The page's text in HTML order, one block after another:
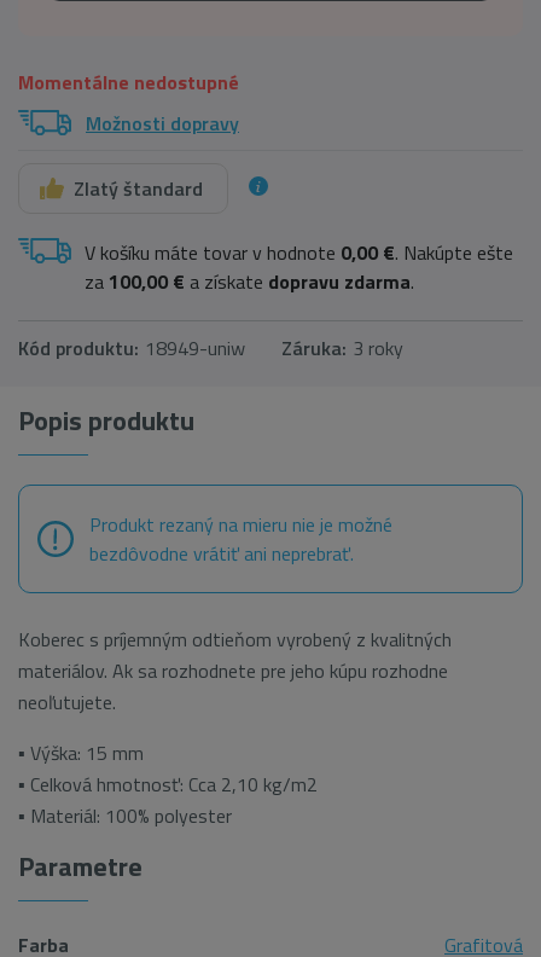
Momentálne nedostupné
Možnosti dopravy
Zlatý štandard
V košíku máte tovar v hodnote 0,00 €. Nakúpte ešte
za 100,00 € a získate dopravu zdarma.
Kód produktu: 18949-uniw Záruka: 3 roky
Popis produktu
Produkt rezaný na mieru nie je možné
bezdôvodne vrátiť ani neprebrať.
Koberec s príjemným odtieňom vyrobený z kvalitných
materiálov. Ak sa rozhodnete pre jeho kúpu rozhodne
neoľutujete.
▪ Výška: 15 mm
▪ Celková hmotnosť: Cca 2,10 kg/m2
▪ Materiál: 100% polyester
Parametre
Farba Grafitová